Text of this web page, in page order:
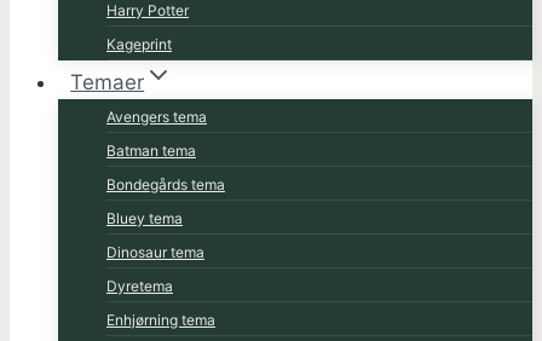
Harry Potter
Kageprint
Temaer
Avengers tema
Batman tema
Bondegårds tema
Bluey tema
Dinosaur tema
Dyretema
Enhjørning tema